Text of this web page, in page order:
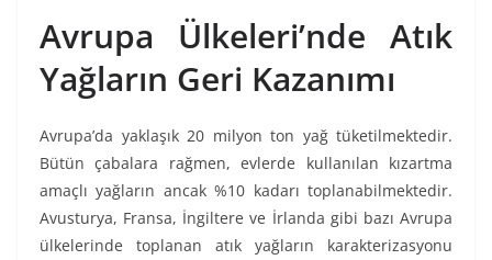
Avrupa Ülkeleri’nde Atık
Yağların Geri Kazanımı
Avrupa’da yaklaşık 20 milyon ton yağ tüketilmektedir.
Bütün çabalara rağmen, evlerde kullanılan kızartma
amaçlı yağların ancak %10 kadarı toplanabilmektedir.
Avusturya, Fransa, İngiltere ve İrlanda gibi bazı Avrupa
ülkelerinde toplanan atık yağların karakterizasyonu